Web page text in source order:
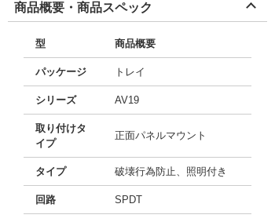
商品概要・商品スペック
型 商品概要
パッケージ トレイ
シリーズ AV19
取り付けタ
イプ
正面パネルマウント
タイプ 破壊行為防止、照明付き
回路 SPDT